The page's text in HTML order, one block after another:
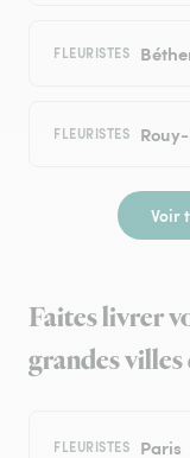
FLEURISTES
FLEURISTES
Voir
Faites livrer
grandes villes
FLEURISTES Paris